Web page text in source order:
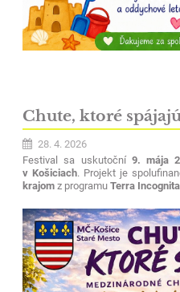
Chute, ktoré
28. 4. 2026
Festival sa uskutoční 9. mája
v Košiciach. Projekt je
krajom z programu Terra Incognita